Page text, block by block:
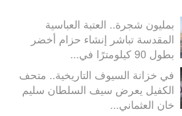
بمليون شجرة.. العتبة العباسية
المقدسة تباشر إنشاء حزام أخضر
بطول 90 كيلومترًا في...
في خزانة السيوف التاريخية.. متحف
الكفيل يعرض سيف السلطان سليم
خان العثماني...